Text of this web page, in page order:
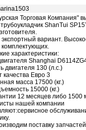
Торговая Компания"
трубоукладчик ShanTui
экспортный вариант.
характеристики:
Shanghai
двигателя 130 (л.с.)
качества Евро 3
масса 17500 (кг.)
15000 (кг.)
12 месяцев либо 1500
нашей компании
поставку